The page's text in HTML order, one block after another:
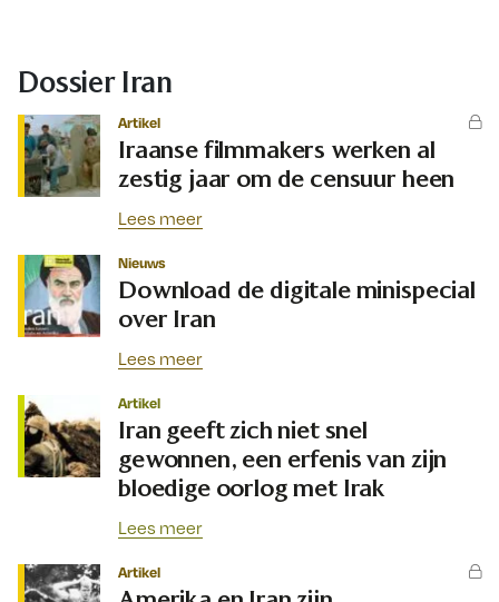
Dossier Iran
Artikel
Iraanse filmmakers werken al
zestig jaar om de censuur heen
Lees meer
Nieuws
Download de digitale minispecial
over Iran
Lees meer
Artikel
Iran geeft zich niet snel
gewonnen, een erfenis van zijn
bloedige oorlog met Irak
Lees meer
Artikel